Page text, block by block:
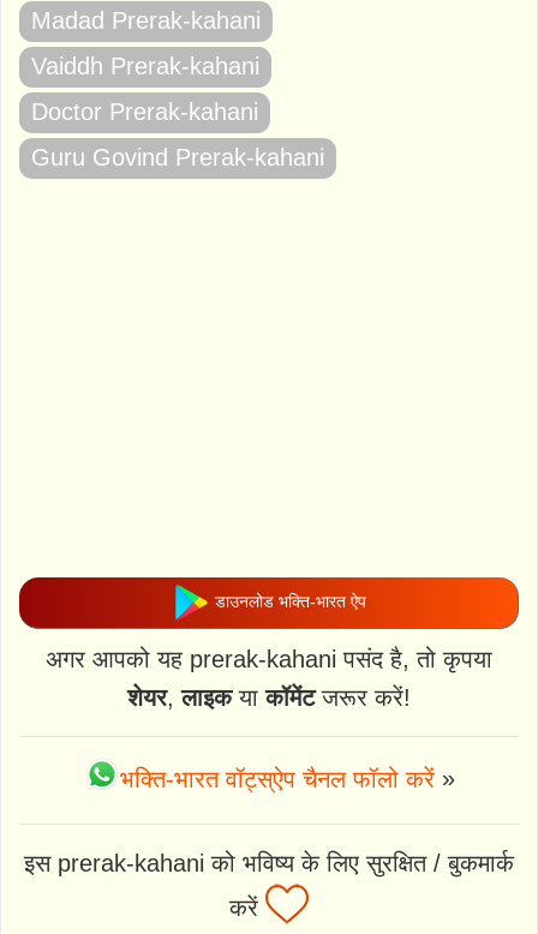
Madad Prerak-kahani
Vaiddh Prerak-kahani
Doctor Prerak-kahani
Guru Govind Prerak-kahani
डाउनलोड भक्ति-भारत ऐप
अगर आपको यह prerak-kahani पसंद है, तो कृपया
शेयर,लाइकयाकॉमेंटजरूर करें!
भक्ति-भारत वॉट्स्ऐप चैनल फॉलो करें»
इस prerak-kahani को भविष्य के लिए सुरक्षित / बुकमार्क
करें